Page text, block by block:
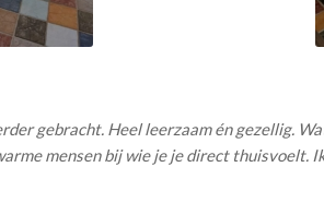
gebracht. Heel leerzaam én gezellig.
mensen bij wie je je direct thuisvoelt.